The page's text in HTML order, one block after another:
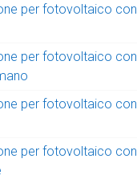
per fotovoltaico con
per fotovoltaico con
per fotovoltaico con
per fotovoltaico con